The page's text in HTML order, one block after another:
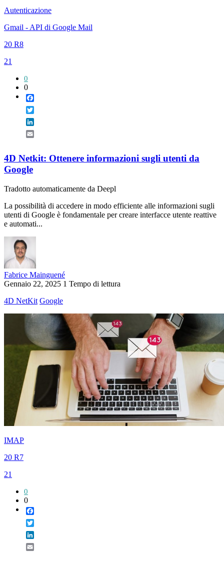
Autenticazione
Gmail - API di Google Mail
20 R8
21
0
0
4D Netkit: Ottenere informazioni sugli utenti da
Google
Tradotto automaticamente da Deepl
La possibilità di accedere in modo efficiente alle informazioni sugli
utenti di Google è fondamentale per creare interfacce utente reattive
e automati...
Fabrice Mainguené
Gennaio 22, 2025 1 Tempo di lettura
4D NetKit Google
IMAP
20 R7
21
0
0